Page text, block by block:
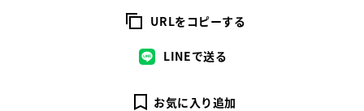
URLをコピーする
LINEで送る
お気に入り追加